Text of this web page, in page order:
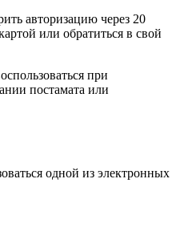
авторизацию через 20
или обратиться в свой
при
постамата или
одной из электронных